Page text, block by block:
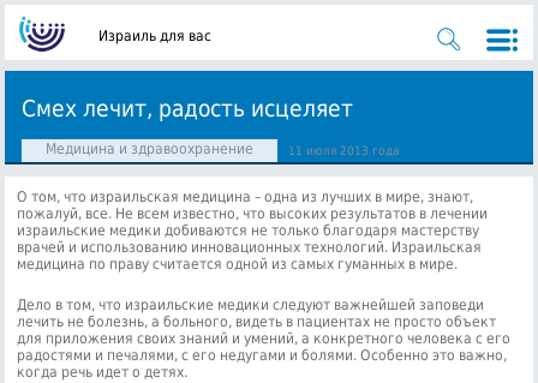
Израиль для вас
Смех лечит, радость исцеляет
Медицина и здравоохранение 11 июля 2013 года
О том, что израильская медицина – одна из лучших в мире, знают,
пожалуй, все. Не всем известно, что высоких результатов в лечении
израильские медики добиваются не только благодаря мастерству
врачей и использованию инновационных технологий. Израильская
медицина по праву считается одной из самых гуманных в мире.
Дело в том, что израильские медики следуют важнейшей заповеди
лечить не болезнь, а больного, видеть в пациентах не просто объект
для приложения своих знаний и умений, а конкретного человека с его
радостями и печалями, с его недугами и болями. Особенно это важно,
когда речь идет о детях.